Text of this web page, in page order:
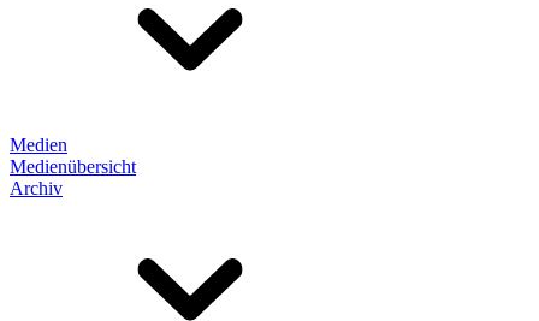
Medien
Medienübersicht
Archiv